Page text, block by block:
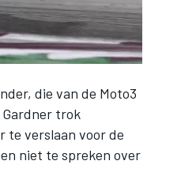
die van de Moto3
trok
te verslaan voor de
niet te spreken over